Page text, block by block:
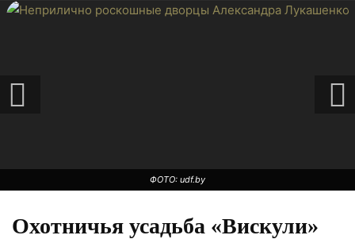
ФОТО: udf.by
Охотничья усадьба «Вискули»